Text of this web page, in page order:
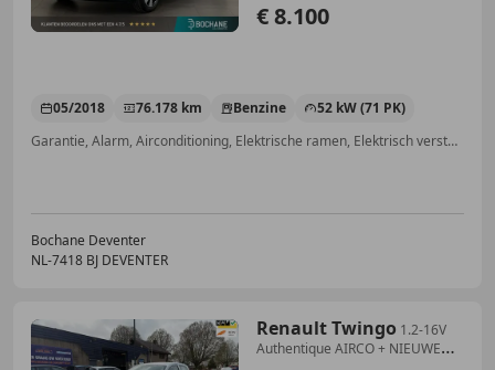
€ 8.100
05/2018 76.178 km Benzine
52 kW (71 PK)
Garantie, Alarm, Airconditioning, Elektrische ramen, Elektrisch verstelbare buitenspiegels, Bluetooth, Multifunctioneel stuurwiel, Traction control
Bochane Deventer
NL-7418 BJ DEVENTER
Renault Twingo 1.2-16V
Authentique AIRCO + NIEUWE